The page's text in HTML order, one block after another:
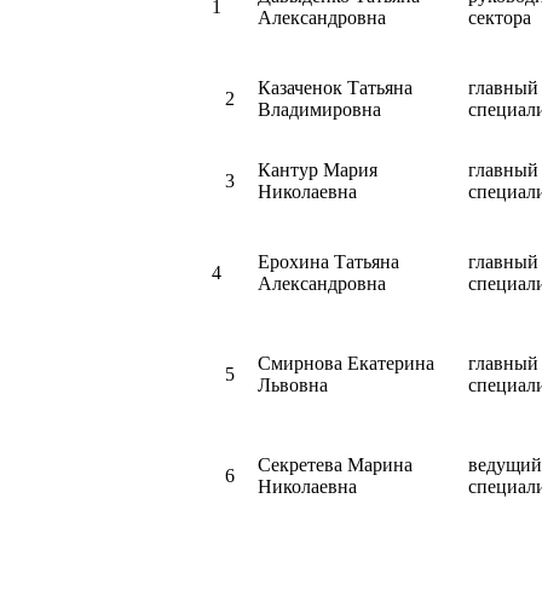
1
Александровна
сектора
2
Казаченок Татьяна
Владимировна
главный
3
Кантур Мария
Николаевна
главный
4
Ерохина Татьяна
Александровна
главный
5
Смирнова Екатерина
Львовна
главный
6
Секретева Марина
Николаевна
ведущий